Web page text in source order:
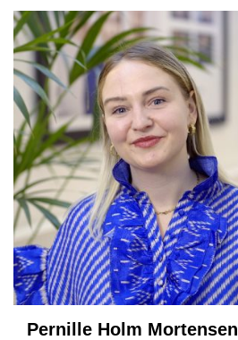
Pernille Holm Mortensen